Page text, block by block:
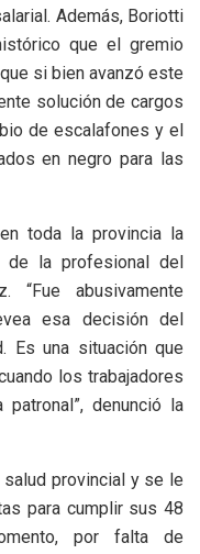
Además, Boriotti
que el gremio
si bien avanzó este
solución de cargos
de escalafones y el
en negro para las
toda la provincia la
la profesional del
“Fue abusivamente
esa decisión del
Es una situación que
los trabajadores
denunció la
provincial y se le
para cumplir sus 48
por falta de